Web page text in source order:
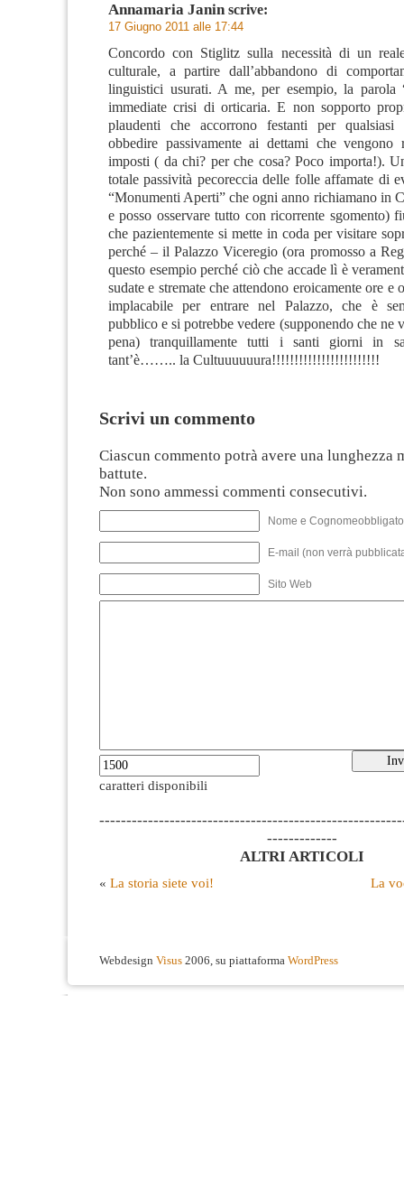
Annamaria Janin scrive:
17 Giugno 2011 alle 17:44
Concordo con Stiglitz sulla necessità di un
culturale, a partire dall’abbandono di
linguistici usurati. A me, per esempio, la parola
immediate crisi di orticaria. E non sopporto
plaudenti che accorrono festanti per
obbedire passivamente ai dettami che vengono
imposti ( da chi? per che cosa? Poco importa!).
totale passività pecoreccia delle folle affamate di
“Monumenti Aperti” che ogni anno richiamano in
e posso osservare tutto con ricorrente sgomento)
che pazientemente si mette in coda per visitare
perché – il Palazzo Viceregio (ora promosso a
questo esempio perché ciò che accade lì è
sudate e stremate che attendono eroicamente ore e
implacabile per entrare nel Palazzo, che è
pubblico e si potrebbe vedere (supponendo che ne
pena) tranquillamente tutti i santi giorni in
tant’è…….. la Cultuuuuuura!!!!!!!!!!!!!!!!!!!!!!!!
Scrivi un commento
Ciascun commento potrà avere una lunghezza
battute.
Non sono ammessi commenti consecutivi.
Nome e
E-mail (non verrà
Sito Web
caratteri disponibili
-------------
ALTRI ARTICOLI
« La storia siete voi! La
Webdesign Visus 2006, su piattaforma WordPress